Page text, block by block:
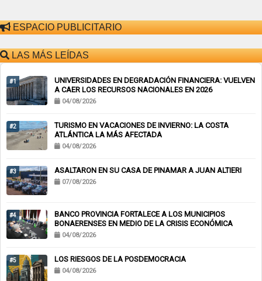
ESPACIO PUBLICITARIO
LAS MÁS LEÍDAS
#1
UNIVERSIDADES EN DEGRADACIÓN FINANCIERA: VUELVEN
A CAER LOS RECURSOS NACIONALES EN 2026
04/08/2026
#2
TURISMO EN VACACIONES DE INVIERNO: LA COSTA
ATLÁNTICA LA MÁS AFECTADA
04/08/2026
#3 ASALTARON EN SU CASA DE PINAMAR A JUAN ALTIERI
07/08/2026
#4
BANCO PROVINCIA FORTALECE A LOS MUNICIPIOS
BONAERENSES EN MEDIO DE LA CRISIS ECONÓMICA
04/08/2026
#5 LOS RIESGOS DE LA POSDEMOCRACIA
04/08/2026